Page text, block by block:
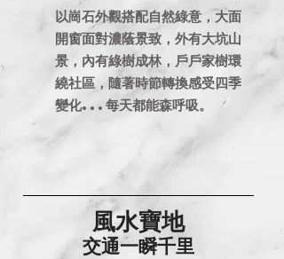
以崗石外觀搭配自然綠意，大面
開窗面對濃蔭景致，外有大坑山
景，內有綠樹成林，戶戶家樹環
繞社區，隨著時節轉換感受四季
變化...每天都能森呼吸。
風水寶地
交通一瞬千里​